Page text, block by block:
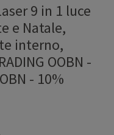
9 in 1 luce
e Natale,
interno,
OOBN -
- 10%